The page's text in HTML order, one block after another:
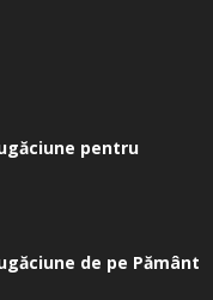
pentru
de pe Pământ